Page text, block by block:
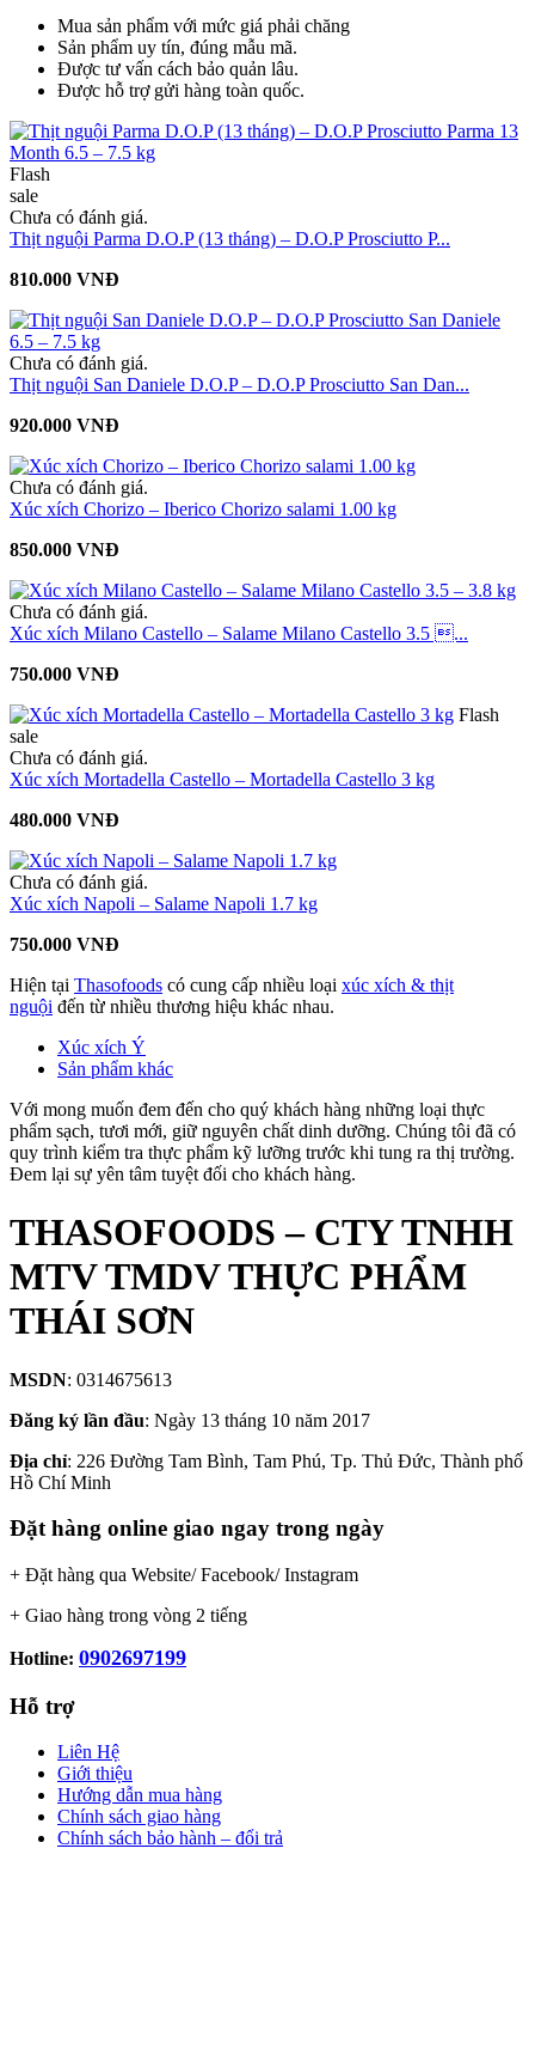
Mua sản phẩm với mức giá phải chăng
Sản phẩm uy tín, đúng mẫu mã.
Được tư vấn cách bảo quản lâu.
Được hỗ trợ gửi hàng toàn quốc.
Flash
sale
Chưa có đánh giá.
Thịt nguội Parma D.O.P (13 tháng) – D.O.P Prosciutto P...
810.000 VNĐ
Chưa có đánh giá.
Thịt nguội San Daniele D.O.P – D.O.P Prosciutto San Dan...
920.000 VNĐ
Chưa có đánh giá.
Xúc xích Chorizo – Iberico Chorizo salami 1.00 kg
850.000 VNĐ
Chưa có đánh giá.
Xúc xích Milano Castello – Salame Milano Castello 3.5 ...
750.000 VNĐ
Flash
sale
Chưa có đánh giá.
Xúc xích Mortadella Castello – Mortadella Castello 3 kg
480.000 VNĐ
Chưa có đánh giá.
Xúc xích Napoli – Salame Napoli 1.7 kg
750.000 VNĐ
Hiện tại Thasofoods có cung cấp nhiều loại xúc xích & thịt
nguội đến từ nhiều thương hiệu khác nhau.
Xúc xích Ý
Sản phẩm khác
Với mong muốn đem đến cho quý khách hàng những loại thực
phẩm sạch, tươi mới, giữ nguyên chất dinh dưỡng. Chúng tôi đã có
quy trình kiểm tra thực phẩm kỹ lưỡng trước khi tung ra thị trường.
Đem lại sự yên tâm tuyệt đối cho khách hàng.
THASOFOODS – CTY TNHH
MTV TMDV THỰC PHẨM
THÁI SƠN
MSDN: 0314675613
Đăng ký lần đầu: Ngày 13 tháng 10 năm 2017
Địa chỉ: 226 Đường Tam Bình, Tam Phú, Tp. Thủ Đức, Thành phố
Hồ Chí Minh
Đặt hàng online giao ngay trong ngày
+ Đặt hàng qua Website/ Facebook/ Instagram
+ Giao hàng trong vòng 2 tiếng
Hotline: 0902697199
Hỗ trợ
Liên Hệ
Giới thiệu
Hướng dẫn mua hàng
Chính sách giao hàng
Chính sách bảo hành – đổi trả